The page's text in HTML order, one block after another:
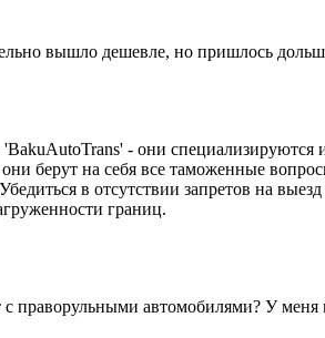
вышло дешевле, но пришлось
- они специализируются
берут на себя все таможенные
в отсутствии запретов на
границ.
праворульными автомобилями? У